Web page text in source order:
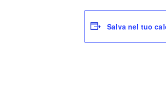
Salva nel tuo